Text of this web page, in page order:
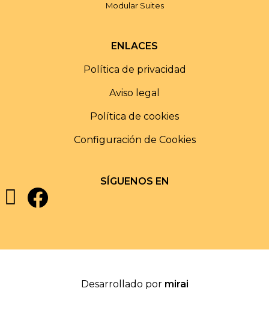
Modular Suites
ENLACES
Política de privacidad
Aviso legal
Política de cookies
Configuración de Cookies
SÍGUENOS EN
Desarrollado por mirai